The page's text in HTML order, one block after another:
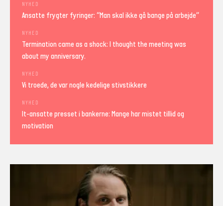
NYHED
Ansatte frygter fyringer: “Man skal ikke gå bange på arbejde”
NYHED
Termination came as a shock: I thought the meeting was
about my anniversary.
NYHED
Vi troede, de var nogle kedelige stivstikkere
NYHED
It-ansatte presset i bankerne: Mange har mistet tillid og
motivation